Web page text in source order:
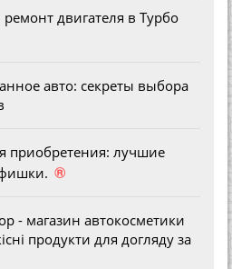
двигателя в Турбо
авто: секреты выбора
приобретения: лучшие
®
- магазин автокосметики
продукти для догляду за